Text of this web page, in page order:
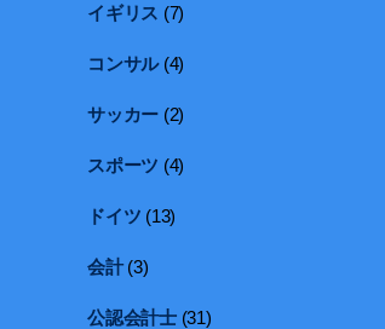
イギリス (7)
コンサル(4)
サッカー (2)
スポーツ (4)
ドイツ (13)
会計(3)
公認会計士(31)